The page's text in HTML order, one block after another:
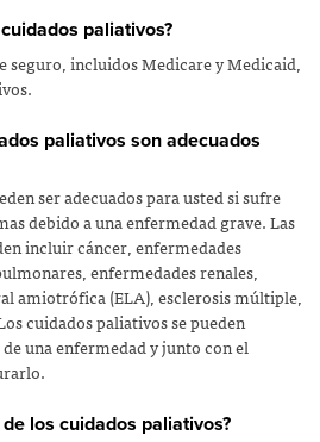
paliativos?
seguro, incluidos Medicare y Medicaid,
paliativos son adecuados
ser adecuados para usted si sufre
debido a una enfermedad grave. Las
incluir cáncer, enfermedades
enfermedades renales,
amiotrófica (ELA), esclerosis múltiple,
cuidados paliativos se pueden
una enfermedad y junto con el
los cuidados paliativos?